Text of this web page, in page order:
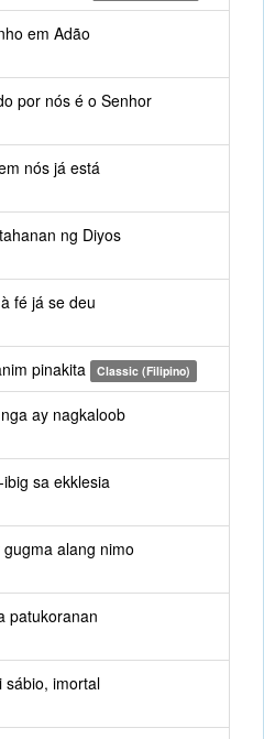
em Adão
por nós é o Senhor
nós já está
ng Diyos
fé já se deu
pinakita Classic (Filipino)
ay nagkaloob
sa ekklesia
alang nimo
patukoranan
imortal